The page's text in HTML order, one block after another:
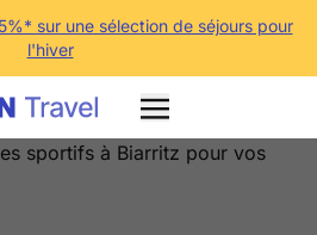
sur une sélection de séjours pour
l'hiver